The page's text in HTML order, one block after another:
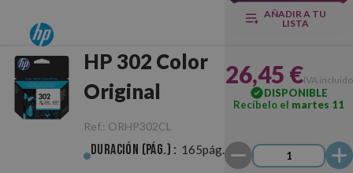
AÑADIR A TU
LISTA
HP 302 Color
Original
Ref.: ORHP302CL
Duración (pág.) : 165pág.
26,45 €IVA incluido
DISPONIBLE
Recíbelo el martes 11